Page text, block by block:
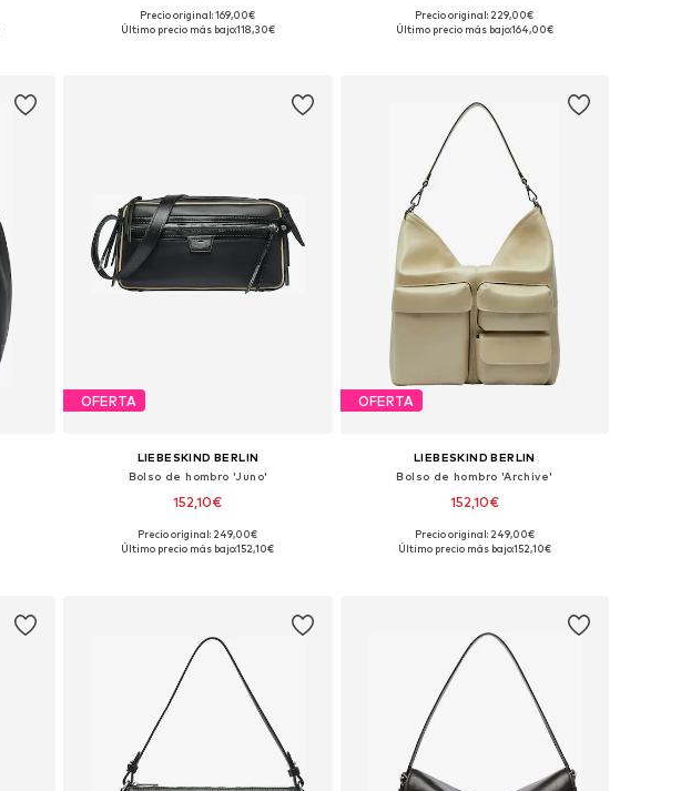
Tallas disponibles: One Size
Precio original: 169,00€
Último precio más bajo:118,30€
Tallas disponibles: One Size
Precio original: 229,00€
Último precio más bajo:164,00€
OFERTA
LIEBESKIND BERLIN
Bolso de hombro 'Juno'
152,10€
Tallas disponibles: One Size
Precio original: 249,00€
Último precio más bajo:152,10€
OFERTA
LIEBESKIND BERLIN
Bolso de hombro 'Archive'
152,10€
Tallas disponibles: One Size
Precio original: 249,00€
Último precio más bajo:152,10€